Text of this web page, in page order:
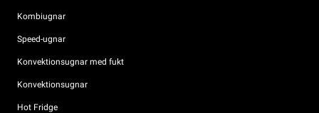
Kombiugnar
Speed-ugnar
Konvektionsugnar med fukt
Konvektionsugnar
Hot Fridge